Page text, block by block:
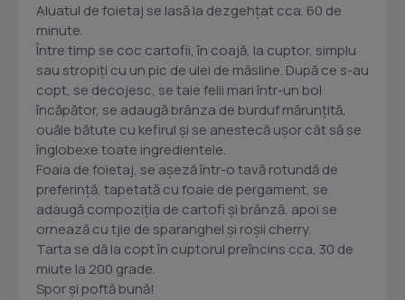
Aluatul de foietaj se lasă la dezgehțat cca. 60 de
minute.
Între timp se coc cartofii, în coajă, la cuptor, simplu
sau stropiți cu un pic de ulei de măsline. După ce s-au
copt, se decojesc, se taie felii mari într-un bol
încăpător, se adaugă brânza de burduf mărunțită,
ouăle bătute cu kefirul și se anestecă ușor cât să se
înglobexe toate ingredientele.
Foaia de foietaj, se așeză într-o tavă rotundă de
preferință, tapetată cu foaie de pergament, se
adaugă compoziția de cartofi și brânză, apoi se
ornează cu tjie de sparanghel și roșii cherry.
Tarta se dă la copt în cuptorul preîncins cca, 30 de
miute la 200 grade.
Spor și poftă bună!